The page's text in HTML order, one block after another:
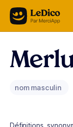
Aller au contenu
nom masculin
Définitions,